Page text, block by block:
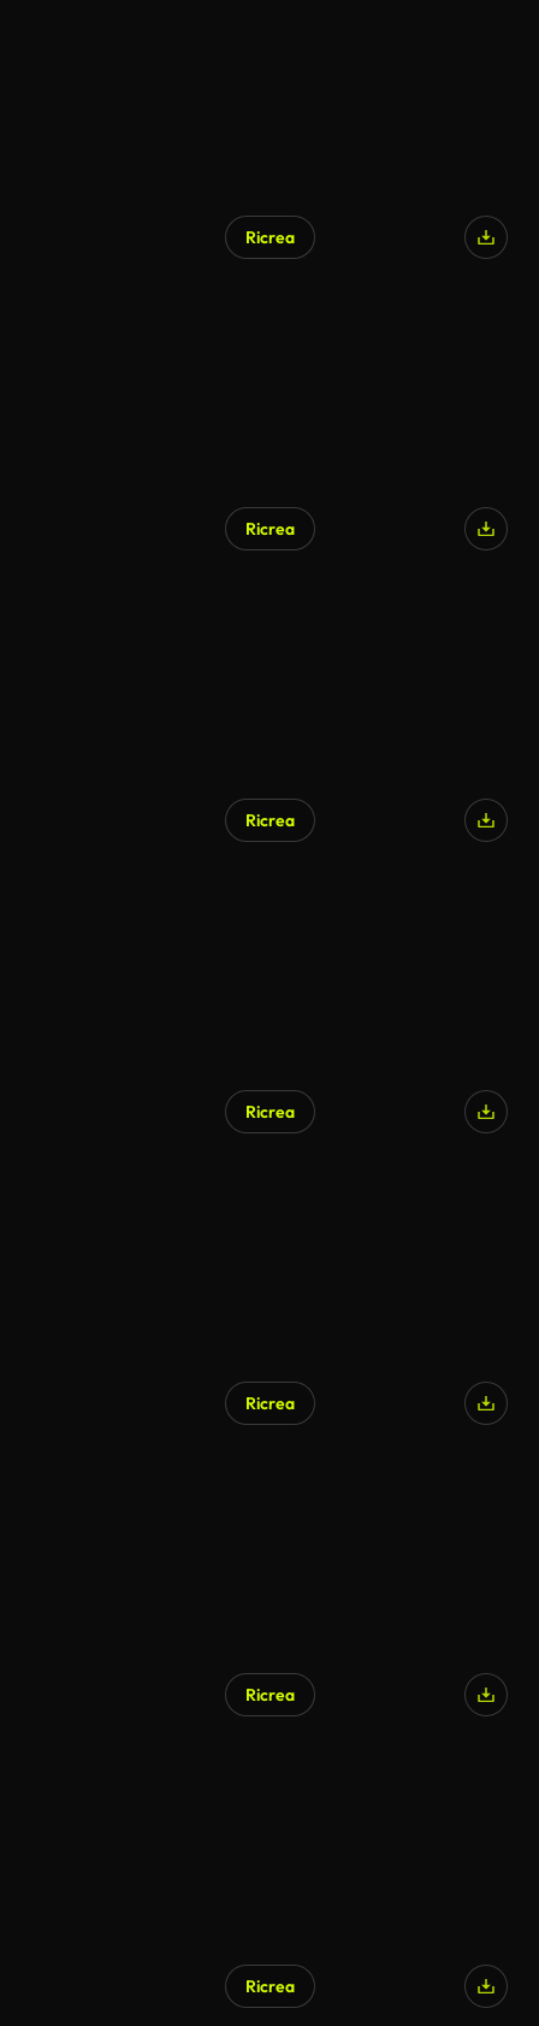
Ricrea
Ricrea
Ricrea
Ricrea
Ricrea
Ricrea
Ricrea